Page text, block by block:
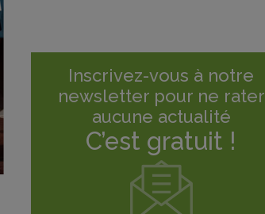
Inscrivez-vous à notre
newsletter pour ne rater
aucune actualité
C’est gratuit !